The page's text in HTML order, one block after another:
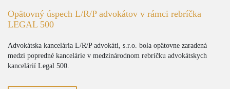
Opätovný úspech L/R/P advokátov v rámci rebríčka
LEGAL 500
Advokátska kancelária L/R/P advokáti, s.r.o. bola opätovne zaradená
medzi popredné kancelárie v medzinárodnom rebríčku advokátskych
kancelárií Legal 500.